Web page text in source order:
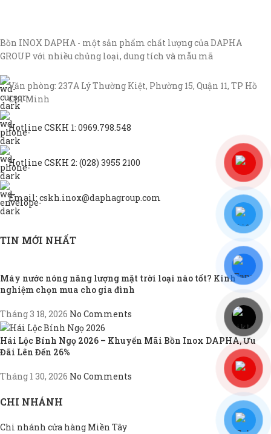
Bồn INOX DAPHA - một sản phẩm chất lượng của DAPHA
GROUP với nhiều chủng loại, dung tích và mẫu mã
Văn phòng: 237A Lý Thường Kiệt, Phường 15, Quận 11, TP Hồ
Chí Minh
Hotline CSKH 1: 0969.798.548
Hotline CSKH 2: (028) 3955 2100
Email: cskh.inox@daphagroup.com
TIN MỚI NHẤT
Máy nước nóng năng lượng mặt trời loại nào tốt? Kinh
nghiệm chọn mua cho gia đình
Tháng 3 18, 2026 No Comments
Hái Lộc Bính Ngọ 2026 – Khuyến Mãi Bồn Inox DAPHA, Ưu
Đãi Lên Đến 26%
Tháng 1 30, 2026 No Comments
CHI NHÁNH
Chi nhánh cửa hàng Miền Tây